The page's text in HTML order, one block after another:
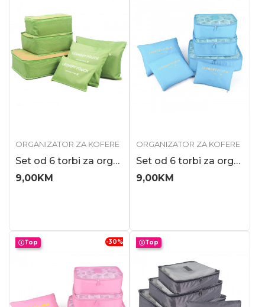
ORGANIZATOR ZA KOFERE
Set od 6 torbi za organizaciju prtljaga, fantastično rešenje za putovanja, ze...
9,00KM
ORGANIZATOR ZA KOFERE
Set od 6 torbi za organizaciju prtljaga, fantastično rešenje za putovanja, sv...
9,00KM
Top -30% Top